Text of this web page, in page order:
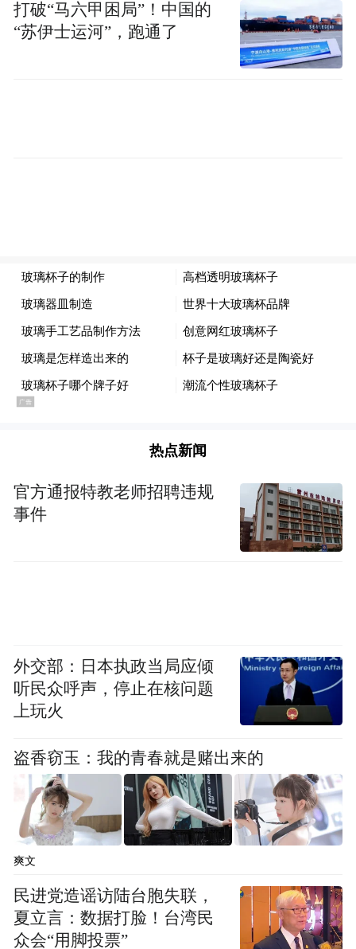
景。
此间，联合文化和旅游部举办的“神州春色”
精准化营销“引客源”
为开辟、畅通“引客入豫”新路径，近年来，
河南文旅还持续开展周边客源市场营销活
动，重点深耕山东市场，并连续三年精准推
居河南省省外客源第一位。
针对长三角、大湾区、京津冀等远程客源市
场，河南文旅联合头部OTA平台线上线下同
频推进，以鲜活生动的沉浸式推介打动游
周耀霞表示，目前，河南文旅已构建省、
市、县、景区“四级联动”的宣传推广大格
局，特别是近三年来已累计下达近3亿元资金
支持各地旅游业发展，并持续对组织包机、
专列来豫的旅行社进行奖补。
谈及下步发展，周耀霞称，河南文旅系统将
发展大局，持续创新实施品牌培塑、全媒体
推广、四季河南、引客入豫等系列行动，不
打破“马六甲困局”！中国的
“苏伊士运河”，跑通了
热点新闻
官方通报特教老师招聘违规
事件
外交部：日本执政当局应倾
听民众呼声，停止在核问题
上玩火
盗香窃玉：我的青春就是赌出来的
爽文
民进党造谣访陆台胞失联，
夏立言：数据打脸！台湾民
众会“用脚投票”